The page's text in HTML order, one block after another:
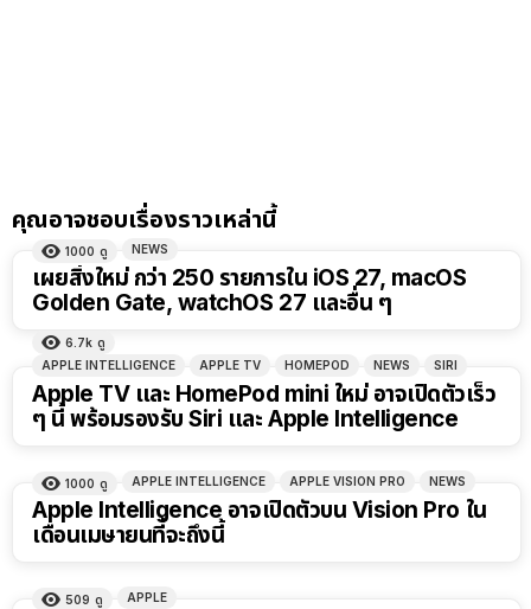
คุณอาจชอบเรื่องราวเหล่านี้
1000 ดู NEWS
เผยสิ่งใหม่ กว่า 250 รายการใน iOS 27, macOS
Golden Gate, watchOS 27 และอื่น ๆ
6.7k ดู
APPLE INTELLIGENCE
APPLE TV HOMEPOD NEWS SIRI
Apple TV และ HomePod mini ใหม่ อาจเปิดตัวเร็ว
ๆ นี้ พร้อมรองรับ Siri และ Apple Intelligence
1000 ดู APPLE INTELLIGENCE APPLE VISION PRO NEWS
Apple Intelligence อาจเปิดตัวบน Vision Pro ใน
เดือนเมษายนที่จะถึงนี้
509 ดู APPLE